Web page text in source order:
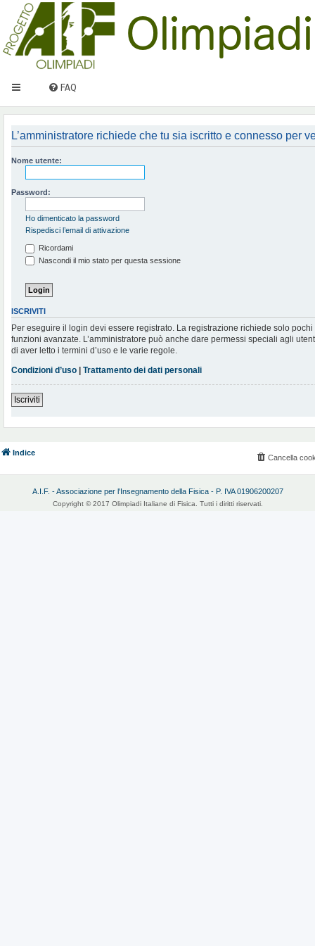
FAQ
L’amministratore richiede che tu sia iscritto e connesso per
Nome utente:
Password:
Ho dimenticato la password
Rispedisci l’email di attivazione
Ricordami
Nascondi il mio stato per questa sessione
ISCRIVITI
Per eseguire il login devi essere registrato. La registrazione richiede solo
funzioni avanzate. L’amministratore può anche dare permessi speciali agli
di aver letto i termini d’uso e le varie regole.
Condizioni d’uso | Trattamento dei dati personali
Iscriviti
Indice
Cancella
A.I.F. - Associazione per l'Insegnamento della Fisica - P. IVA 01906200207
Copyright © 2017 Olimpiadi Italiane di Fisica. Tutti i diritti riservati.